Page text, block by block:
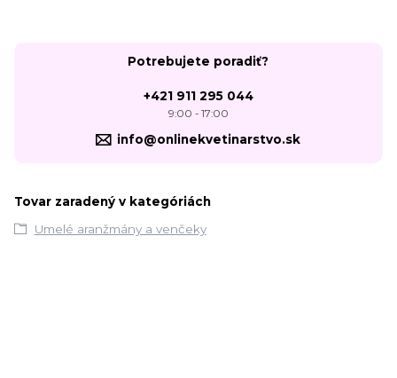
Potrebujete poradiť?
+421 911 295 044
9:00 - 17:00
info@onlinekvetinarstvo.sk
Tovar zaradený v kategóriách
Umelé aranžmány a venčeky